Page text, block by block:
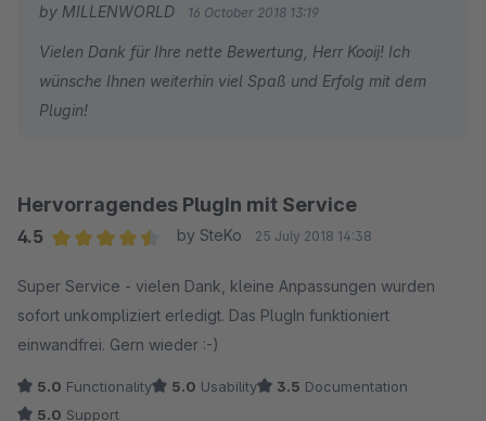
Also alles supi, ich bin zu 90 % glücklich damit und falls es
irgendwann die Funktion gibt, dass die Bulletpoints auch im
Listing erscheinen, anstelle der nervigen Shopware-"Lösung"
Empfohlen.
Simon Kooij
www.modelbus.nl
by MILLENWORLD 16 October 2018 13:19
Vielen Dank für Ihre nette Bewertung, Herr Kooij! Ich
wünsche Ihnen weiterhin viel Spaß und Erfolg mit dem
Plugin!
Hervorragendes PlugIn mit Service
4.5
by SteKo 25 July 2018 14:38
Super Service - vielen Dank, kleine Anpassungen wurden
sofort unkompliziert erledigt. Das PlugIn funktioniert
einwandfrei. Gern wieder :-)
5.0 Functionality 5.0 Usability 3.5 Documentation
5.0 Support